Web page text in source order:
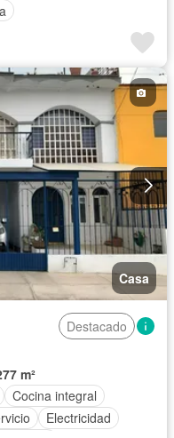
Casa
Destacado
m²
Cocina integral
Electricidad